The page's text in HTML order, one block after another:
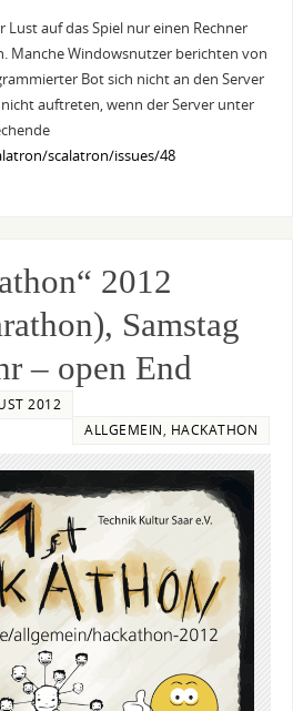
Lust auf das Spiel nur einen Rechner
Manche Windowsnutzer berichten von
Bot sich nicht an den Server
nicht auftreten, wenn der Server unter
scalatron/issues/48
2012
Samstag
– open End
2012
ALLGEMEIN, HACKATHON